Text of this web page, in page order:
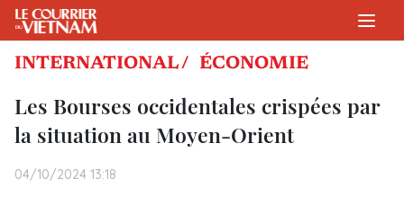
INTERNATIONAL / ÉCONOMIE
Les Bourses occidentales crispées par
la situation au Moyen-Orient
04/10/2024 13:18